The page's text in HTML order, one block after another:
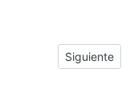
tercer y cuarto día de
Next article:
Siguiente